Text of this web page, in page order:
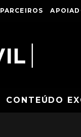
PARCEIROS
CONTEÚDO